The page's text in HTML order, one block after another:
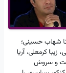
تا شهاب حسینی؛
کرمعلی، آریا
و سروش